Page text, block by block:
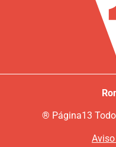
® Página13